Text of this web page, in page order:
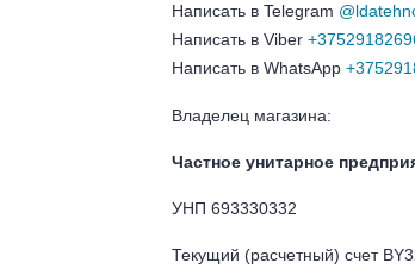
Написать в Telegram
Написать в Viber
Написать в WhatsApp
Владелец магазина:
Частное унитарное
УНП 693330332
Текущий (расчетный) счет